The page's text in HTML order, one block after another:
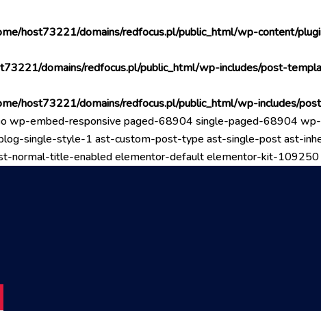
host73221/domains/redfocus.pl/public_html/wp-content/
domains/redfocus.pl/public_html/wp-includes/post-
host73221/domains/redfocus.pl/public_html/wp-includes/
wp-embed-responsive paged-68904 single-paged-68904
single-style-1 ast-custom-post-type ast-single-post ast-
normal-title-enabled elementor-default elementor-kit-